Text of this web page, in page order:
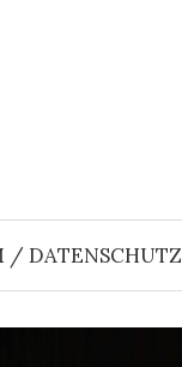
/ DATENSCHUTZ